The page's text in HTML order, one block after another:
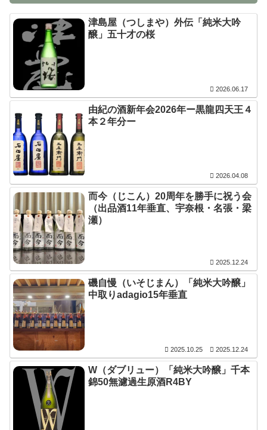
津島屋（つしまや）外伝「純米大吟
醸」五十才の桜
2026.06.17
由紀の酒新年会2026年ー黒龍四天王４
本２年分ー
2026.04.08
而今（じこん）20周年を勝手に祝う会
（出品酒11年垂直、宇奈根・名張・梁
瀬）
2025.12.24
磯自慢（いそじまん）「純米大吟醸」
中取りadagio15年垂直
2025.10.25 2025.12.24
W（ダブリュー）「純米大吟醸」千本
錦50無濾過生原酒R4BY